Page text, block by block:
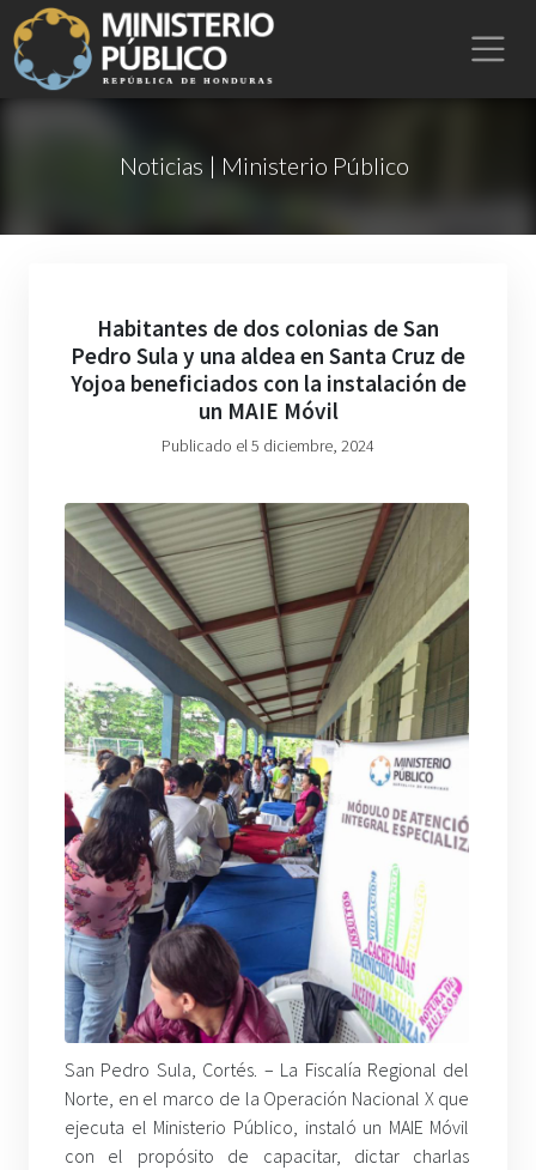
Noticias | Ministerio Público
Habitantes de dos colonias de San
Pedro Sula y una aldea en Santa Cruz de
Yojoa beneficiados con la instalación de
un MAIE Móvil
Publicado el 5 diciembre, 2024
San Pedro Sula, Cortés. – La Fiscalía Regional del
Norte, en el marco de la Operación Nacional X que
ejecuta el Ministerio Público, instaló un MAIE Móvil
con el propósito de capacitar, dictar charlas